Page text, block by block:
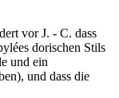
vor J. - C. dass
dorischen Stils
und ein
und dass die